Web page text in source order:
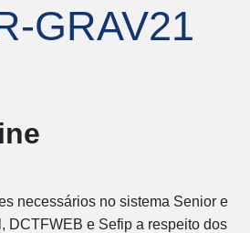
GRAV21
necessários no sistema Senior e
DCTFWEB e Sefip a respeito dos